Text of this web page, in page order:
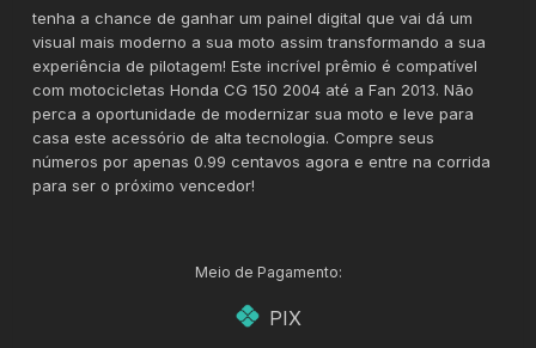
tenha a chance de ganhar um painel digital que vai dá um
visual mais moderno a sua moto assim transformando a sua
experiência de pilotagem! Este incrível prêmio é compatível
com motocicletas Honda CG 150 2004 até a Fan 2013. Não
perca a oportunidade de modernizar sua moto e leve para
casa este acessório de alta tecnologia. Compre seus
números por apenas 0.99 centavos agora e entre na corrida
para ser o próximo vencedor!
Meio de Pagamento:
PIX